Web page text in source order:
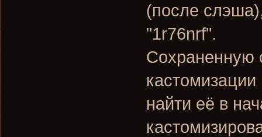
(после
"1r76nrf".
Сохраненную
найти её в